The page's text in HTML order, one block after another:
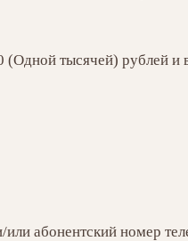
тысячей) рублей и
абонентский номер